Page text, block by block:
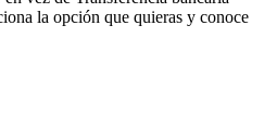
la opción que quieras y conoce